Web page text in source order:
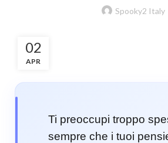
Spooky2 Italy
02
APR
Ti preoccupi troppo
sempre che i tuoi